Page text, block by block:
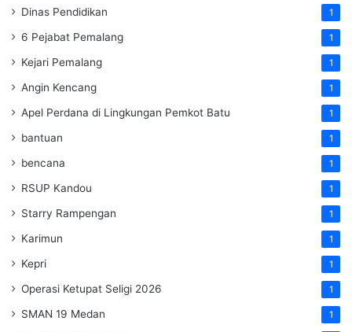
Dinas Pendidikan 1
6 Pejabat Pemalang 1
Kejari Pemalang 1
Angin Kencang 1
Apel Perdana di Lingkungan Pemkot Batu 1
bantuan 1
bencana 1
RSUP Kandou 1
Starry Rampengan 1
Karimun 1
Kepri 1
Operasi Ketupat Seligi 2026 1
SMAN 19 Medan 1